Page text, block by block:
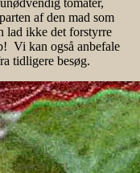
af den mad som
ikke det forstyrre
Vi kan også anbefale
tidligere besøg.